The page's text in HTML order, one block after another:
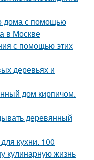
дома с помощью
в Москве
с помощью этих
деревьях и
дом кирпичом.
деревянный
кухни. 100
кулинарную жизнь